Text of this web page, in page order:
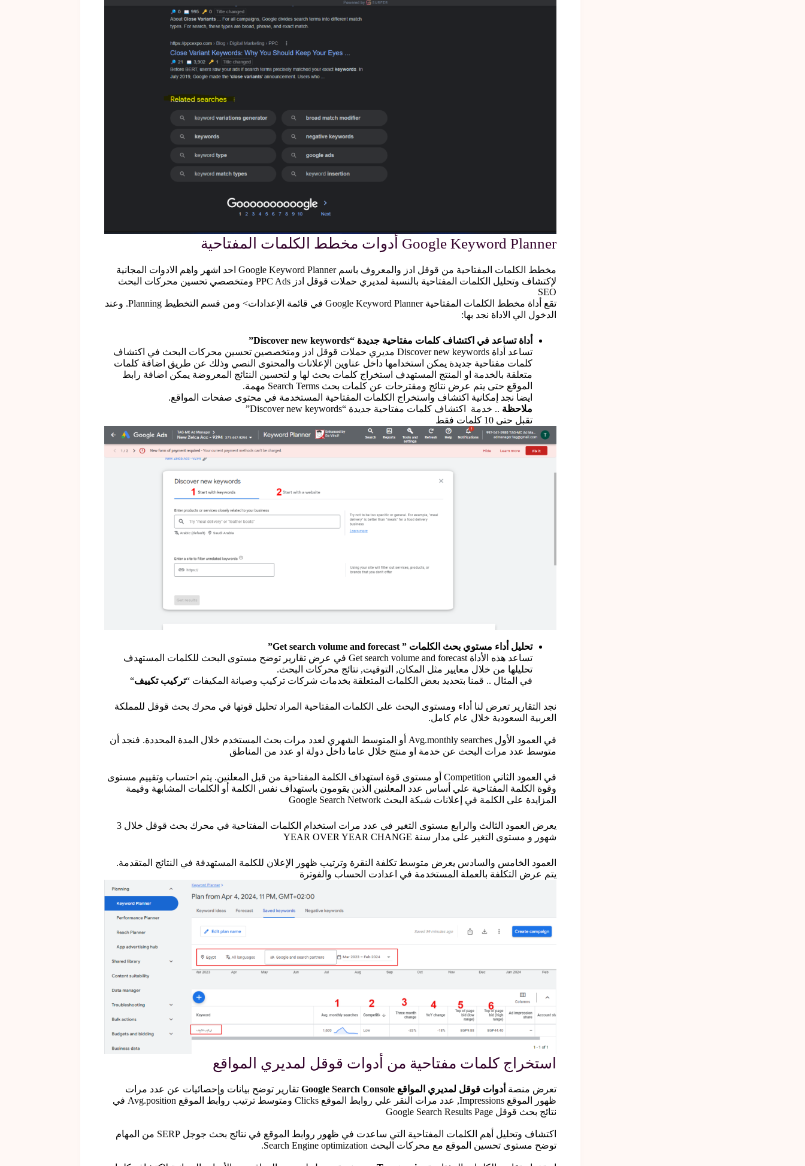
Google Keyword Planner أدوات مخطط الكلمات المفتاحية
مخطط الكلمات المفتاحية من قوقل ادز والمعروف باسم Google Keyword Planner احد اشهر واهم الادوات المجانية
لإكتشاف وتحليل الكلمات المفتاحية بالنسبة لمديري حملات قوقل ادز PPC Ads ومتخصصي تحسين محركات البحث
SEO
تقع أداة مخطط الكلمات المفتاحية Google Keyword Planner في قائمة الإعدادات> ومن قسم التخطيط Planning. وعند
الدخول الي الاداة نجد بها:
أداة تساعد في اكتشاف كلمات مفتاحية جديدة “Discover new keywords”
تساعد أداة Discover new keywords مديري حملات قوقل ادز ومتخصصين تحسين محركات البحث في اكتشاف
كلمات مفتاحية جديدة يمكن استخدامها داخل عناوين الإعلانات والمحتوى النصي وذلك عن طريق اضافة كلمات
متعلقة بالخدمة او المنتج المستهدف استخراج كلمات بحث لها و لتحسين النتائج المعروضة يمكن اضافة رابط
الموقع حتى يتم عرض نتائج ومقترحات عن كلمات بحث Search Terms مهمة.
ايضا نجد إمكانية اكتشاف واستخراج الكلمات المفتاحية المستخدمة في محتوى صفحات المواقع.
ملاحظة .. خدمة اكتشاف كلمات مفتاحية جديدة “Discover new keywords”
تقبل حتى 10 كلمات فقط
تحليل أداء مستوي بحث الكلمات ” Get search volume and forecast”
تساعد هذه الأداة Get search volume and forecast في عرض تقارير توضح مستوى البحث للكلمات المستهدف
تحليلها من خلال معايير مثل المكان, التوقيت, نتائج محركات البحث.
في المثال .. قمنا بتحديد بعض الكلمات المتعلقة بخدمات شركات تركيب وصيانة المكيفات “تركيب تكييف“
نجد التقارير تعرض لنا أداء ومستوى البحث على الكلمات المفتاحية المراد تحليل قوتها في محرك بحث قوقل للمملكة
العربية السعودية خلال عام كامل.
في العمود الأول Avg.monthly searches أو المتوسط الشهري لعدد مرات بحث المستخدم خلال المدة المحددة. فنجد أن
متوسط عدد مرات البحث عن خدمة او منتج خلال عاما داخل دولة او عدد من المناطق
في العمود الثاني Competition أو مستوى قوة استهداف الكلمة المفتاحية من قبل المعلنين. يتم احتساب وتقييم مستوى
وقوة الكلمة المفتاحية علي أساس عدد المعلنين الذين يقومون باستهداف نفس الكلمة أو الكلمات المشابهة وقيمة
المزايدة على الكلمة في إعلانات شبكة البحث Google Search Network
يعرض العمود الثالث والرابع مستوى التغير في عدد مرات استخدام الكلمات المفتاحية في محرك بحث قوقل خلال 3
شهور و مستوى التغير على مدار سنة YEAR OVER YEAR CHANGE
العمود الخامس والسادس يعرض متوسط تكلفة النقرة وترتيب ظهور الإعلان للكلمة المستهدفة في النتائج المتقدمة.
يتم عرض التكلفة بالعملة المستخدمة في اعدادت الحساب والفوترة
استخراج كلمات مفتاحية من أدوات قوقل لمديري المواقع
تعرض منصة أدوات قوقل لمديري المواقع Google Search Console
تقارير توضح بيانات وإحصائيات عن عدد مرات
ظهور الموقع Impressions, عدد مرات النقر علي روابط الموقع Clicks ومتوسط ترتيب روابط الموقع Avg.position في
نتائج بحث قوقل Google Search Results Page
اكتشاف وتحليل أهم الكلمات المفتاحية التي ساعدت في ظهور روابط الموقع في نتائج بحث جوجل SERP من المهام
توضح مستوى تحسين الموقع مع محركات البحث Search Engine optimization.